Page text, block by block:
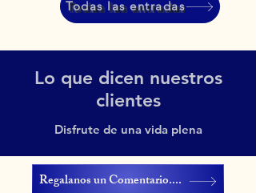
Todas las entradas
Lo que dicen nuestros
clientes
Disfrute de una vida plena
Regalanos un Comentario....